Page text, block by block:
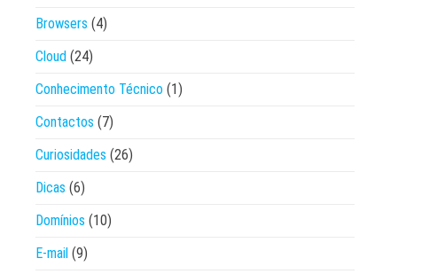
Browsers (4)
Cloud (24)
Conhecimento Técnico (1)
Contactos (7)
Curiosidades (26)
Dicas (6)
Domínios (10)
E-mail (9)